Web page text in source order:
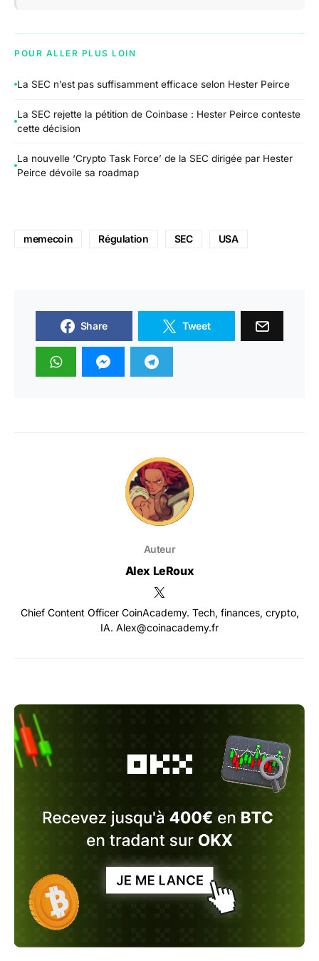
POUR ALLER PLUS LOIN
La SEC n’est pas suffisamment efficace selon Hester Peirce
La SEC rejette la pétition de Coinbase : Hester Peirce conteste
cette décision
La nouvelle ‘Crypto Task Force’ de la SEC dirigée par Hester
Peirce dévoile sa roadmap
memecoin Régulation SEC USA
Share Tweet
Auteur
Alex LeRoux
Chief Content Officer CoinAcademy. Tech, finances, crypto,
IA. Alex@coinacademy.fr